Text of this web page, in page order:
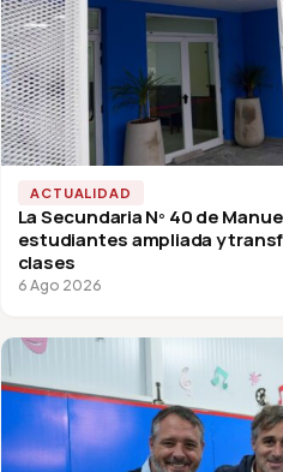
ACTUALIDAD
La Secundaria Nº 40 de
estudiantes ampliada y
clases
6 Ago 2026